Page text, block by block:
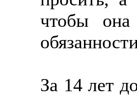
чтобы она
За 14 лет